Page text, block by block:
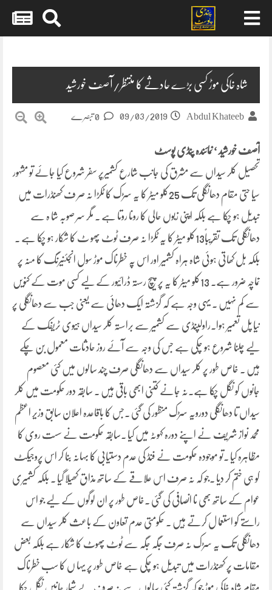
شاہ خاکی موڑ کسی بڑے حادثے کا منتظر/آصف خورشید
Abdul Khateeb
09/03/2019
آصف خورشید ‘ نمائندہ پنڈی پوسٹ
تحصیل کلر سیداں سے مشرق کی جانب شارع کشمیرپر سفر شروع کیا جائے تو مشہور
سیا حتی مقام دھانگلی تک 25کلو میٹر کا یہ سڑک کا ٹکڑا نہ صر ف کھنڈرات میں
تبدیل ہو چکا ہے بلکہ اپنی زبوں حالی کا رونا روتا ہے ۔ مگر سر صوبہ شا ہ سے
دھانگلی تک تقریباً13کلو میٹر کا یہ ٹکڑا نہ صرف ٹوٹ پھو ٹ کا شکار ہو چکا ہے ۔
بلکہ بل کھاتی ہوئی شاہ ہراہ کشمیر اور اس پہ خطرناک موڑ سول انجئنیرنگ کا منہ پر
تماچہ ضرور ہے۔ 13کلو میٹر کا یہ پر پیچ رستہ ڈرائیور کے لیے کسی موت کے کنویں
سے کم نہیں ۔ یہی وجہ ہے کہ گزشتہ ایک دھائی سے یعنی جب سے دھانگلی پر
نیا پل تعمیر ہوا۔راولپنڈی سے کشمیر سے براستہ کلر سیداں ہیوی ٹریفک کے
لیے چلنا شروع ہو چکی ہے جس کی وجہ سے آئے روز حادثات معمول بن چکے
ہیں ۔ خاص طور پر کلر سیداں سے دھانگلی صرف چند سالوں میں کئی معصوم
جانوں کو نگل چکا ہے۔نہ جانے کتنی ابھی باقی ہیں ۔ سابقہ دور حکومت میں کلر
سیداں تا دھانگلی دورویہ سڑک منظور کی گئی ۔جس کا باقاعدہ اعلان سابق وزیر اعظم
محمد نواز شریف نے اپنے دورہ کہوٹہ میں کیا ۔سابقہ حکومت نے سست روی کا
مظاہرہ کیا ۔تو موجودہ حکومت نے فنڈ کی عدم دستیابی کا بہانہ بنا کر اس پروجیکٹ
کو ہی ختم کر دیا ۔جو کہ نہ صرف اس علاقے کے ساتھ مذاق کھیلا گیا ۔ بلکہ کشمیری
عوام کے ساتھ بھی نا انصافی کی گئی ۔خاص طور پر ان لوگوں کے لیے جو اس
راستے کو استعما ل کرتے ہیں ۔ حکومتی عدم تعاون کے باعث کلر سیداں سے
دھانگلی تک یہ سڑک نہ صرف جگہ جگہ سے ٹوٹ پھوٹ کا شکار ہے بلکہ بعض
مقامات پر کھنڈرات میں تبدیل ہو چکی ہے خاص طور پر یہا ں کا سب خطرناک
مقام شاہ خاکی موڑ جو کہ گزشتہ کئی سالوں سے نہ صرف بے شمار جانیں نگل چکا